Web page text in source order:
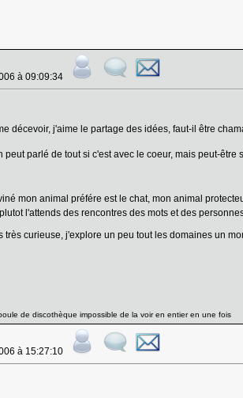
à 09:09:34
décevoir, j'aime le partage des idées, faut-il être
peut parlé de tout si c'est avec le coeur, mais peut-
mon animal préfére est le chat, mon animal
l'attends des rencontres des mots et des
très curieuse, j'explore un peu tout les domaines un
de discothèque impossible de la voir en entier en une fois
à 15:27:10